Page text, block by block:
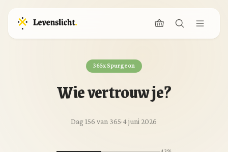
365x Spurgeon
Wie vertrouw je?
Dag 156 van 365·4 juni 2026